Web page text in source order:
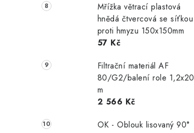
Mřížka větrací plastová
hnědá čtvercová se síťkou
proti hmyzu 150x150mm
57 Kč
Filtrační materiál AF
80/G2/balení role 1,2x20
m
2 566 Kč
OK - Oblouk lisovaný 90°